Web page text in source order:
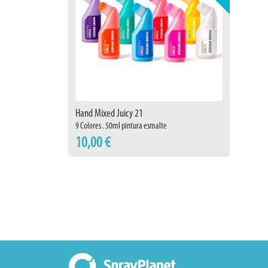
Hand Mixed Juicy 21
9 Colores . 50ml pintura esmalte
10,00 €